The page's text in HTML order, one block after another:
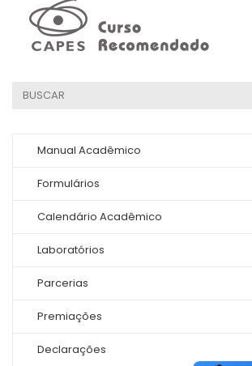
Manual Acadêmico
Formulários
Calendário Acadêmico
Laboratórios
Parcerias
Premiações
Declarações